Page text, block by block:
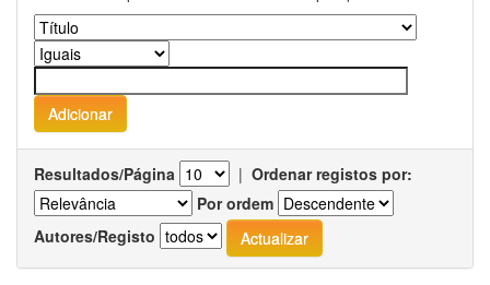
Resultados/Página | Ordenar registos por:
Por ordem
Autores/Registo